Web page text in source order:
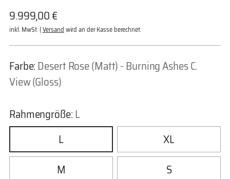
Regulärer
Preis
9.999,00 €
inkl. MwSt. |Versandwird an der Kasse berechnet.
Farbe:Desert Rose (Matt) - Burning Ashes C.
View (Gloss)
Rahmengröße:L
L
XL
M
S